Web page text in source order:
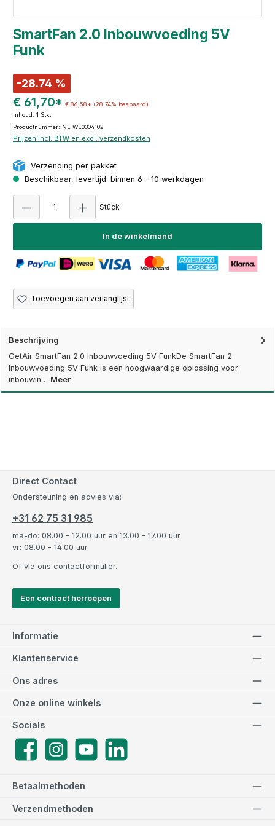
SmartFan 2.0 Inbouwvoeding 5V
Funk
-28.74 %
€ 61,70* € 86,58* (28.74% bespaard)
Inhoud: 1 Stk.
Productnummer: NL-WL0304102
Prijzen incl. BTW en excl. verzendkosten
Verzending per pakket
Beschikbaar, levertijd: binnen 6 - 10 werkdagen
Stück
In de winkelmand
Toevoegen aan verlanglijst
Beschrijving
GetAir SmartFan 2.0 Inbouwvoeding 5V FunkDe SmartFan 2
Inbouwvoeding 5V Funk is een hoogwaardige oplossing voor
inbouwin… Meer
Direct Contact
Ondersteuning en advies via:
+31 62 75 31 985
ma-do: 08.00 - 12.00 uur en 13.00 - 17.00 uur
vr: 08.00 - 14.00 uur
Of via ons contactformulier.
Een contract herroepen
Informatie
Klantenservice
Betaalmethoden
Verzendmethoden
Ons adres
Socials
FacebookInstagramYouTube
Onze online winkels